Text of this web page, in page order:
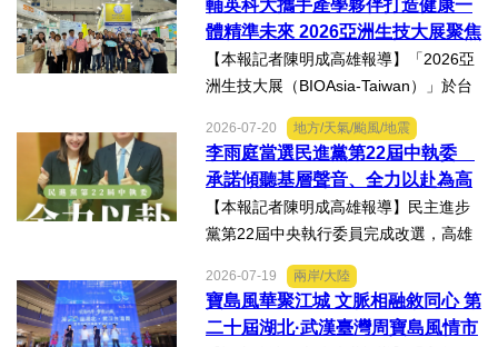
能隱藏股權歸屬、投資收益、經營控制
權及法律責任等風險，一旦...
輔英科大攜手產學夥伴打造健康一
體精準未來 2026亞洲生技大展聚焦
精準健康創新實力
【本報記者陳明成高雄報導】「2026亞
洲生技大展（BIOAsia-Taiwan）」於台
研發長葉耀宗率團隊以「健康一體．精
準未來」為主題參展，展現產學合作夥
伴展示精準健康、生物科...
2026-07-20 地方/天氣/颱風/地震
李雨庭當選民進黨第22屆中執委
承諾傾聽基層聲音、全力以赴為高
雄與台灣努力
【本報記者陳明成高雄報導】民主進步
黨第22屆中央執行委員完成改選，高雄
表示，能夠獲得黨內同志的肯定與支
持，深感榮幸，也肩負更重大的責任，
未來將秉持初心，做好黨與地...
2026-07-19 兩岸/大陸
寶島風華聚江城 文脈相融敘同心 第
二十屆湖北·武漢臺灣周寶島風情市